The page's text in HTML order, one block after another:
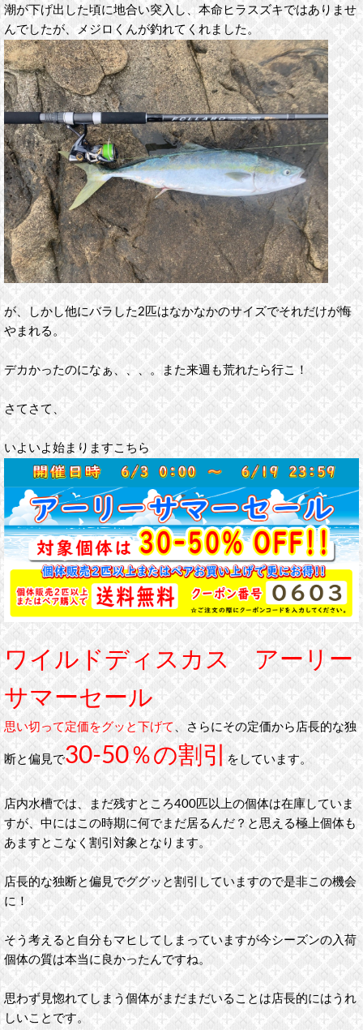
潮が下げ出した頃に地合い突入し、本命ヒラスズキではありませ
んでしたが、メジロくんが釣れてくれました。
が、しかし他にバラした2匹はなかなかのサイズでそれだけが悔
やまれる。
デカかったのになぁ、、、。また来週も荒れたら行こ！
さてさて、
いよいよ始まりますこちら
ワイルドディスカス アーリー
サマーセール
思い切って定価をグッと下げて 、さらにその定価から店長的な独
断と偏見で30-50％の割引をしています。
店内水槽では、まだ残すところ400匹以上の個体は在庫していま
すが、中にはこの時期に何でまだ居るんだ？と思える極上個体も
あますとこなく割引対象となります。
店長的な独断と偏見でググッと割引していますので是非この機会
に！
そう考えると自分もマヒしてしまっていますが今シーズンの入荷
個体の質は本当に良かったんですね。
思わず見惚れてしまう個体がまだまだいることは店長的にはうれ
しいことです。